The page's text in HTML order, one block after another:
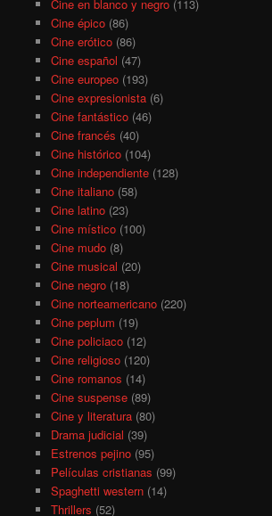
Cine en blanco y negro(113)
Cine épico(86)
Cine erótico(86)
Cine español (47)
Cine europeo(193)
Cine expresionista(6)
Cine fantástico(46)
Cine francés (40)
Cine histórico(104)
Cine independiente(128)
Cine italiano(58)
Cine latino(23)
Cine místico(100)
Cine mudo(8)
Cine musical (20)
Cine negro(18)
Cine norteamericano(220)
Cine peplum (19)
Cine policiaco(12)
Cine religioso(120)
Cine romanos (14)
Cine suspense(89)
Cine y literatura(80)
Drama judicial (39)
Estrenos pejino(95)
Películas cristianas (99)
Spaghetti western(14)
Thrillers (52)